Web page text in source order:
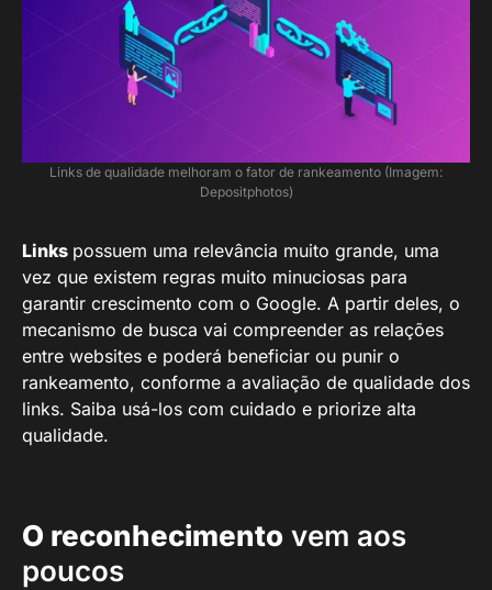
Links de qualidade melhoram o fator de rankeamento (Imagem:
Depositphotos)
Links possuem uma relevância muito grande, uma
vez que existem regras muito minuciosas para
garantir crescimento com o Google. A partir deles, o
mecanismo de busca vai compreender as relações
entre websites e poderá beneficiar ou punir o
rankeamento, conforme a avaliação de qualidade dos
links. Saiba usá-los com cuidado e priorize alta
qualidade.
O reconhecimento vem aos
poucos